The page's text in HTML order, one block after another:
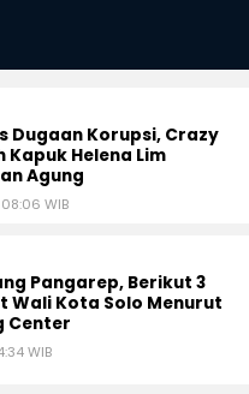
Dugaan Korupsi, Crazy
Kapuk Helena Lim
Agung
WIB
Pangarep, Berikut 3
Wali Kota Solo Menurut
Center
WIB